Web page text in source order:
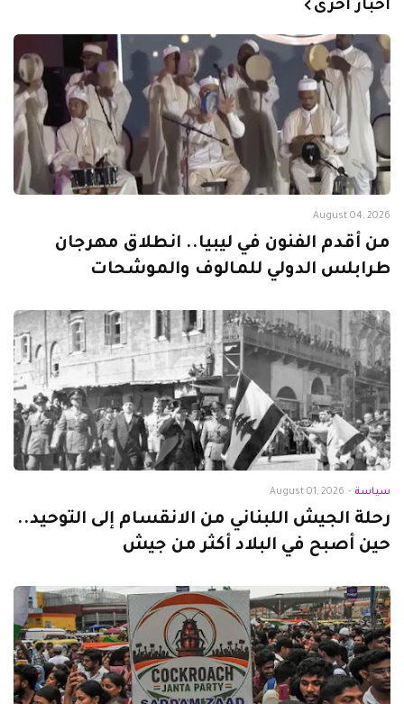
أخبار أخرى
August 04, 2026
من أقدم الفنون في ليبيا.. انطلاق مهرجان
طرابلس الدولي للمالوف والموشحات
سياسة -
August 01, 2026
رحلة الجيش اللبناني من الانقسام إلى التوحيد..
حين أصبح في البلاد أكثر من جيش